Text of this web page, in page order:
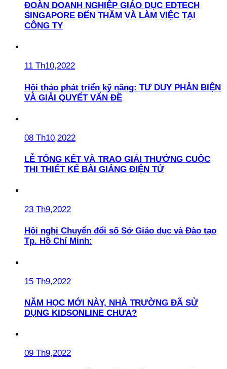
ĐOÀN DOANH NGHIỆP GIÁO DỤC EDTECH
SINGAPORE ĐẾN THĂM VÀ LÀM VIỆC TẠI
CÔNG TY
11 Th10,2022
Hội thảo phát triển kỹ năng: TƯ DUY PHẢN BIỆN
VÀ GIẢI QUYẾT VẤN ĐỀ
08 Th10,2022
LỄ TỔNG KẾT VÀ TRAO GIẢI THƯỞNG CUỘC
THI THIẾT KẾ BÀI GIẢNG ĐIỆN TỬ
23 Th9,2022
Hội nghị Chuyển đổi số Sở Giáo dục và Đào tạo
Tp. Hồ Chí Minh:
15 Th9,2022
NĂM HỌC MỚI NÀY, NHÀ TRƯỜNG ĐÃ SỬ
DỤNG KIDSONLINE CHƯA?
09 Th9,2022